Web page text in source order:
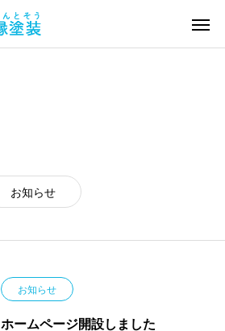
お知らせ
お知らせ
ホームページ開設しました